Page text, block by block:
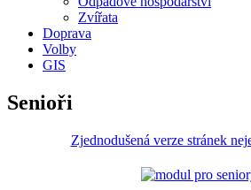
Zvířata
Doprava
Volby
GIS
Senioři
Zjednodušená verze stránek